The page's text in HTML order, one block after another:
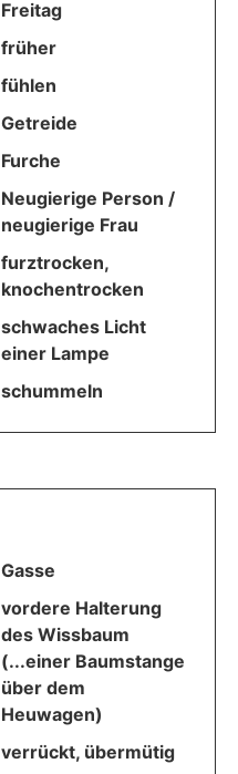
Freitag
früher
fühlen
Getreide
Furche
Neugierige Person /
neugierige Frau
furztrocken,
knochentrocken
schwaches Licht
einer Lampe
schummeln
Gasse
vordere Halterung
des Wissbaum
(...einer Baumstange
über dem
Heuwagen)
verrückt, übermütig